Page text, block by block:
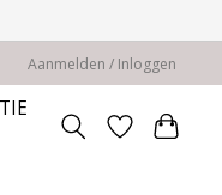
Aanmelden / Inloggen